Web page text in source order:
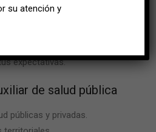
cada uno?
expectativas.
de salud pública
públicas y privadas.
su atención y